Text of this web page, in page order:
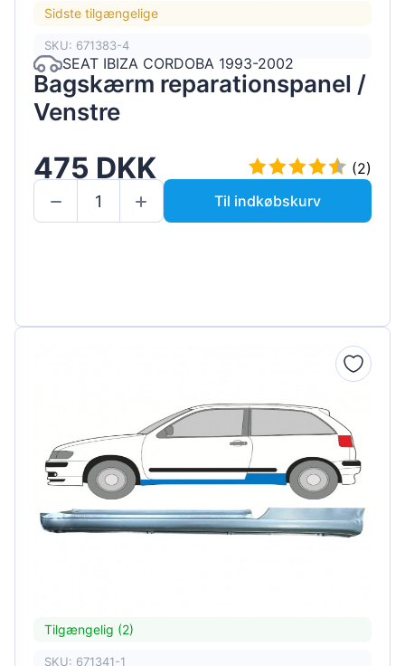
Sidste tilgængelige
SKU: 671383-4
SEAT IBIZA CORDOBA 1993-2002
Bagskærm reparationspanel /
Venstre
475 DKK
(2)
Til indkøbskurv
Tilgængelig (2)
SKU: 671341-1